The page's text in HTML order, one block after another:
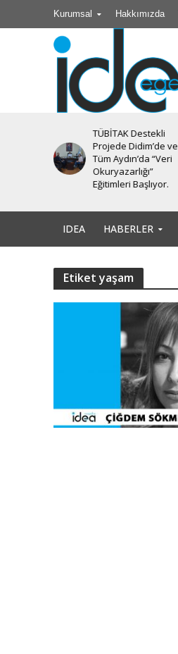
Kurumsal Hakkımızda
TÜBİTAK Destekli
Projede Didim’de ve
Tüm Aydın’da “Veri
Okuryazarlığı”
Eğitimleri Başlıyor.
IDEA HABERLER
Etiket yaşam